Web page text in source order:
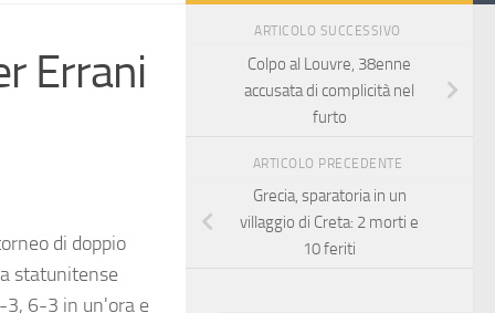
Errani
di doppio
statunitense
3, 6-3 in un'ora e
ARTICOLO SUCCESSIVO
Colpo al Louvre, 38enne
accusata di complicità nel
furto
ARTICOLO PRECEDENTE
Grecia, sparatoria in un
villaggio di Creta: 2 morti e
10 feriti